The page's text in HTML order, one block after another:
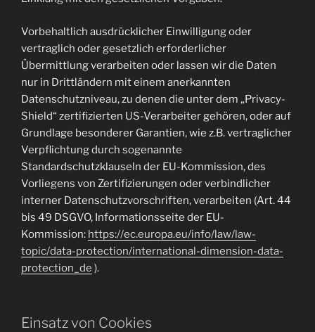
Vorbehaltlich ausdrücklicher Einwilligung oder
vertraglich oder gesetzlich erforderlicher
Übermittlung verarbeiten oder lassen wir die Daten
nur in Drittländern mit einem anerkannten
Datenschutzniveau, zu denen die unter dem „Privacy-
Shield“ zertifizierten US-Verarbeiter gehören, oder auf
Grundlage besonderer Garantien, wie z.B. vertraglicher
Verpflichtung durch sogenannte
Standardschutzklauseln der EU-Kommission, des
Vorliegens von Zertifizierungen oder verbindlicher
interner Datenschutzvorschriften, verarbeiten (Art. 44
bis 49 DSGVO, Informationsseite der EU-
Kommission: https://ec.europa.eu/info/law/law-
topic/data-protection/international-dimension-data-
protection_de ).
Einsatz von Cookies